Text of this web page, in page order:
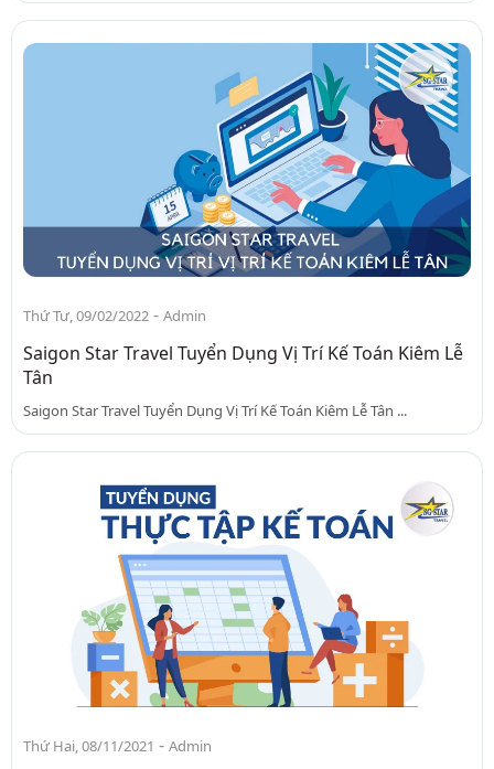
Thứ Tư, 09/02/2022 - Admin
Saigon Star Travel Tuyển Dụng Vị Trí Kế Toán Kiêm Lễ
Tân
Saigon Star Travel Tuyển Dụng Vị Trí Kế Toán Kiêm Lễ Tân ...
Thứ Hai, 08/11/2021 - Admin